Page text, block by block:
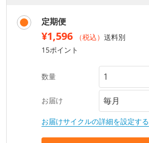
定期便
¥1,596 （税込） 送料別
15ポイント
数量
お届け
お届けサイクルの詳細を設定する